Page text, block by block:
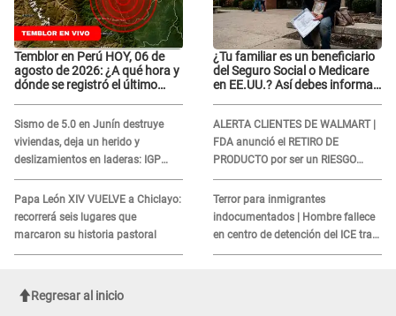
Temblor en Perú HOY, 06 de
agosto de 2026: ¿A qué hora y
dónde se registró el último
Sismo de 5.0 en Junín destruye
viviendas, deja un herido y
deslizamientos en laderas: IGP
alerta sobre posibles réplicas
Papa León XIV VUELVE a Chiclayo:
recorrerá seis lugares que
marcaron su historia pastoral
¿Tu familiar es un beneficiario
del Seguro Social o Medicare
en EE.UU.? Así debes informar
ALERTA CLIENTES DE WALMART |
FDA anunció el RETIRO DE
PRODUCTO por ser un RIESGO
MORTAL para consumidores: ¿Cuál
es?
Terror para inmigrantes
indocumentados | Hombre fallece
en centro de detención del ICE tras
sufrir una "emergencia médica"
Regresar al inicio